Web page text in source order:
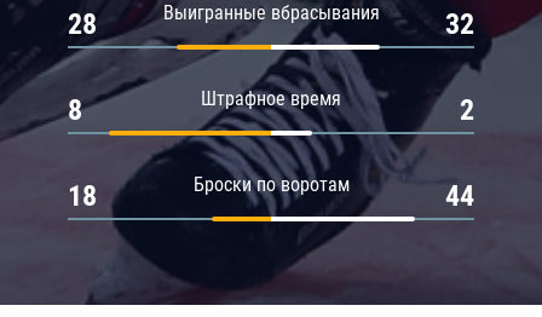
Выигранные вбрасывания
28 32
Штрафное время
8 2
Броски по воротам
18 44